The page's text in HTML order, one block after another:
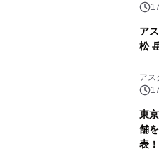
ア
松
アス
東
舗
表！